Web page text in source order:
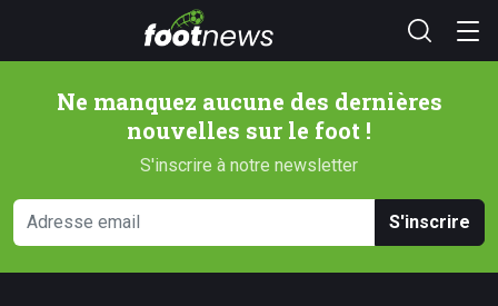
Ne manquez aucune des dernières
nouvelles sur le foot !
S'inscrire à notre newsletter
S'inscrire